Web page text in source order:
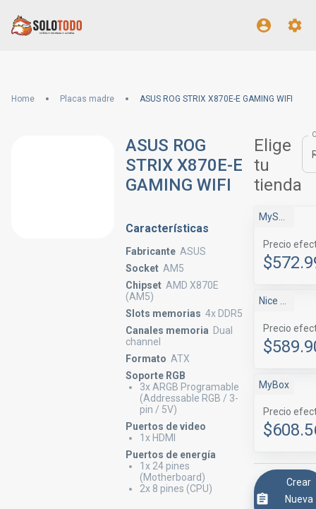
Home Placas madre ASUS ROG STRIX X870E-E GAMING WIFI
ASUS ROG
STRIX X870E-E
GAMING WIFI
Características
Fabricante ASUS
Socket AM5
Chipset AMD X870E
(AM5)
Slots memorias 4x DDR5
Canales memoria Dual
channel
Formato ATX
Soporte RGB
3x ARGB Programable
(Addressable RGB / 3-
pin / 5V)
Puertos de video
1x HDMI
Puertos de energía
1x 24 pines
(Motherboard)
2x 8 pines (CPU)
Elige
tu
tienda
MyShop
Precio
Precio
MyBox
Precio
Crear
Nueva